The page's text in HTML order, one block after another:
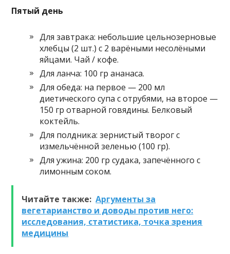
Пятый день
Для завтрака: небольшие цельнозерновые
хлебцы (2 шт.) с 2 варёными несолёными
яйцами. Чай / кофе.
Для ланча: 100 гр ананаса.
Для обеда: на первое — 200 мл
диетического супа с отрубями, на второе —
150 гр отварной говядины. Белковый
коктейль.
Для полдника: зернистый творог с
измельчённой зеленью (100 гр).
Для ужина: 200 гр судака, запечённого с
лимонным соком.
Читайте также: Аргументы за
вегетарианство и доводы против него:
исследования, статистика, точка зрения
медицины